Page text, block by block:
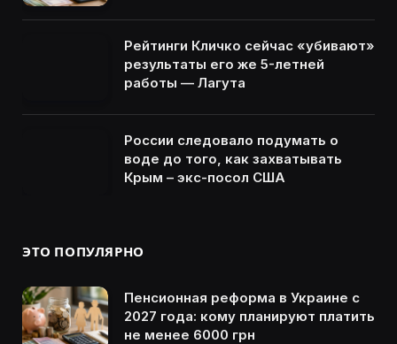
Рейтинги Кличко сейчас «убивают»
результаты его же 5-летней
работы — Лагута
России следовало подумать о
воде до того, как захватывать
Крым – экс-посол США
ЭТО ПОПУЛЯРНО
Пенсионная реформа в Украине с
2027 года: кому планируют платить
не менее 6000 грн